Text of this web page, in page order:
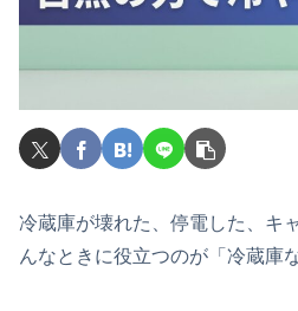
冷蔵庫が壊れた、停電した、
んなときに役立つのが「冷蔵庫